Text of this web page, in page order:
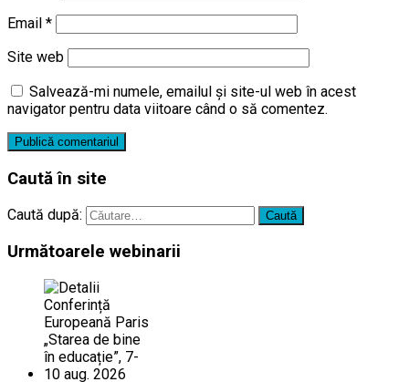
Email *
Site web
Salvează-mi numele, emailul și site-ul web în acest
navigator pentru data viitoare când o să comentez.
Caută în site
Caută după:
Următoarele webinarii